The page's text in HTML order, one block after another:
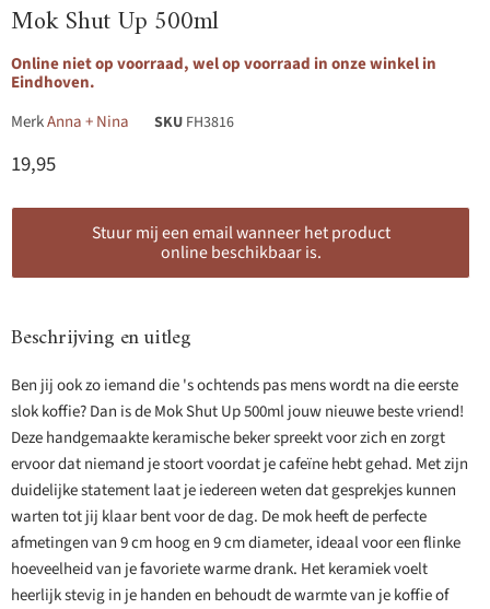
Mok Shut Up 500ml
Online niet op voorraad, wel op voorraad in onze winkel in
Eindhoven.
MerkAnna + Nina SKU FH3816
Huidige prijs
19,95
Stuur mij een email wanneer het product
online beschikbaar is.
Beschrijving en uitleg
Ben jij ook zo iemand die 's ochtends pas mens wordt na die eerste
slok koffie? Dan is de Mok Shut Up 500ml jouw nieuwe beste vriend!
Deze handgemaakte keramische beker spreekt voor zich en zorgt
ervoor dat niemand je stoort voordat je cafeïne hebt gehad. Met zijn
duidelijke statement laat je iedereen weten dat gesprekjes kunnen
warten tot jij klaar bent voor de dag. De mok heeft de perfecte
afmetingen van 9 cm hoog en 9 cm diameter, ideaal voor een flinke
hoeveelheid van je favoriete warme drank. Het keramiek voelt
heerlijk stevig in je handen en behoudt de warmte van je koffie of